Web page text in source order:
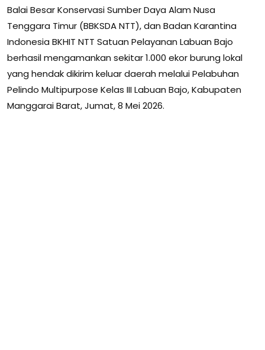
Balai Besar Konservasi Sumber Daya Alam Nusa
Tenggara Timur (BBKSDA NTT), dan Badan Karantina
Indonesia BKHIT NTT Satuan Pelayanan Labuan Bajo
berhasil mengamankan sekitar 1.000 ekor burung lokal
yang hendak dikirim keluar daerah melalui Pelabuhan
Pelindo Multipurpose Kelas III Labuan Bajo, Kabupaten
Manggarai Barat, Jumat, 8 Mei 2026.